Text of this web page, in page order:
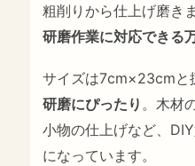
粗削りから仕上げ磨き
研磨作業に対応できる
サイズは7cm×23cmと
研磨にぴったり 。木材
小物の仕上げなど、
になっています。